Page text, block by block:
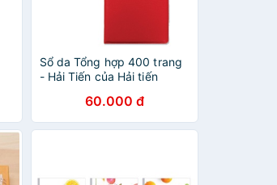
Sổ da Tổng hợp 400 trang
- Hải Tiến của Hải tiến
60.000 đ